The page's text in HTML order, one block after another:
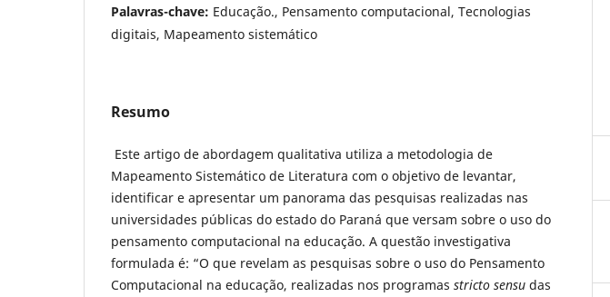
Palavras-chave: Educação., Pensamento computacional, Tecnologias
digitais, Mapeamento sistemático
Resumo
Este artigo de abordagem qualitativa utiliza a metodologia de
Mapeamento Sistemático de Literatura com o objetivo de levantar,
identificar e apresentar um panorama das pesquisas realizadas nas
universidades públicas do estado do Paraná que versam sobre o uso do
pensamento computacional na educação. A questão investigativa
formulada é: “O que revelam as pesquisas sobre o uso do Pensamento
Computacional na educação, realizadas nos programas stricto sensu das